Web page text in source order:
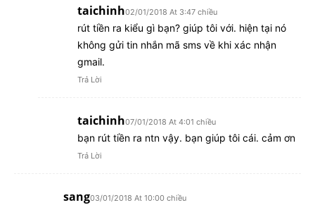
taichinh02/01/2018 At 3:47 chiều
rút tiền ra kiểu gì bạn? giúp tôi với. hiện tại nó
không gửi tin nhắn mã sms về khi xác nhận
gmail.
Trả Lời
taichinh07/01/2018 At 4:01 chiều
bạn rút tiền ra ntn vậy. bạn giúp tôi cái. cảm ơn
Trả Lời
sang03/01/2018 At 10:00 chiều